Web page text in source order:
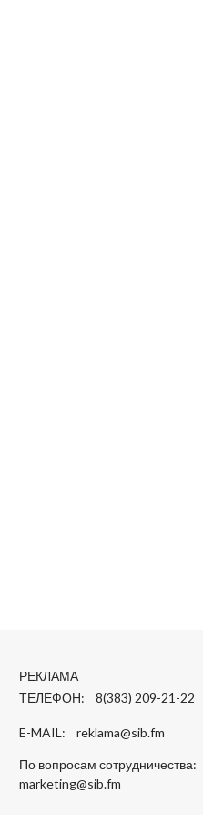
РЕКЛАМА
ТЕЛЕФОН: 8(383) 209-21-22
E-MAIL: reklama@sib.fm
По вопросам сотрудничества:
marketing@sib.fm